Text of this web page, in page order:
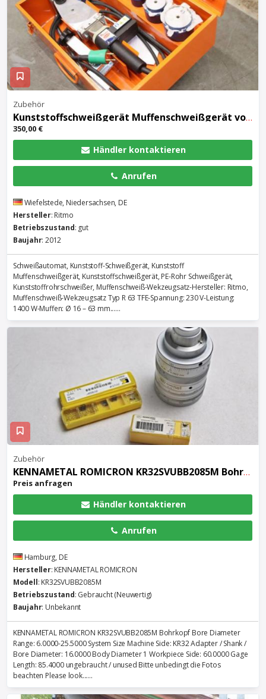
Zubehör
Kunststoffschweißgerät Muffenschweißgerät von Ritmo – R 63 TFE Ø 16-63 mm
350,00 €
Händler kontaktieren
Anrufen
Wiefelstede, Niedersachsen, DE
Hersteller: Ritmo
Betriebszustand: gut
Baujahr: 2012
Schweißautomat, Kunststoff-Schweißgerät, Kunststoff
Muffenschweißgerät, Kunststoffschweißgerät, PE-Rohr Schweißgerät,
Kunststoffrohrschweißer, Muffenschweiß-Wekzeugsatz-Hersteller: Ritmo,
Muffenschweiß-Wekzeugsatz Typ R 63 TFE-Spannung: 230 V-Leistung:
1400 W-Muffen: Ø 16 – 63 mm......
Zubehör
KENNAMETAL ROMICRON KR32SVUBB2085M Bohrkopf
Preis anfragen
Händler kontaktieren
Anrufen
Hamburg, DE
Hersteller: KENNAMETAL ROMICRON
Modell: KR32SVUBB2085M
Betriebszustand: Gebraucht (Neuwertig)
Baujahr: Unbekannt
KENNAMETAL ROMICRON KR32SVUBB2085M Bohrkopf Bore Diameter
Range: 6.0000-25.5000 System Size Machine Side: KR32 Adapter / Shank /
Bore Diameter: 16.0000 Body Diameter 1 Workpiece Side: 60.0000 Gage
Length: 85.4000 ungebraucht / unused Bitte unbedingt die Fotos
beachten Please look......